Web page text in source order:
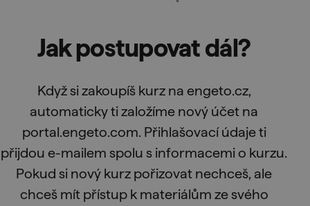
Jak postupovat dál?
Když si zakoupíš kurz na engeto.cz,
automaticky ti založíme nový účet na
portal.engeto.com. Přihlašovací údaje ti
přijdou e-mailem spolu s informacemi o kurzu.
Pokud si nový kurz pořizovat nechceš, ale
chceš mít přístup k materiálům ze svého